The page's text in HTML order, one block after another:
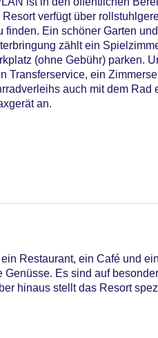
verfügt über
Ein schöner Garten
zählt ein
(ohne Gebühr) parken.
Transferservice, ein
auch mit dem
an.
Restaurant, ein Café und
Es sind auf
hinaus stellt das Resort